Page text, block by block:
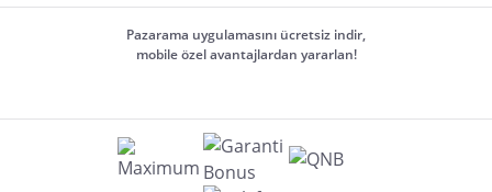
Pazarama uygulamasını ücretsiz indir,
mobile özel avantajlardan yararlan!